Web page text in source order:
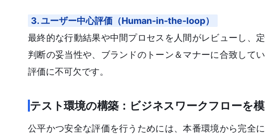
3. ユーザー中心評価（Human-in-the-loop）
最終的な行動結果や中間プロセスを人間がレビューし、
判断の妥当性や、ブランドのトーン＆マナーに合致して
評価に不可欠です。
テスト環境の構築：ビジネスワークフローを
公平かつ安全な評価を行うためには、本番環境から完全